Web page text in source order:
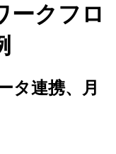
ークフロ
タ連携、月